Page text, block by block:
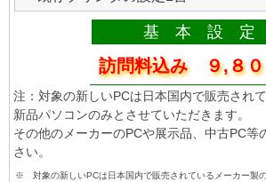
基 本 設
訪問料込み ９,８０
注：対象の新しいPCは日本国内で販売され
新品パソコンのみとさせていただきます。
その他のメーカーのPCや展示品、中古PC等
さい。
※ 対象の新しいPCは日本国内で販売されているメーカー製